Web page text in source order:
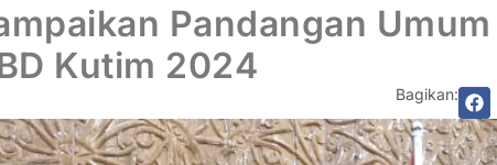
Pandangan
Kutim 2024
Bagikan: